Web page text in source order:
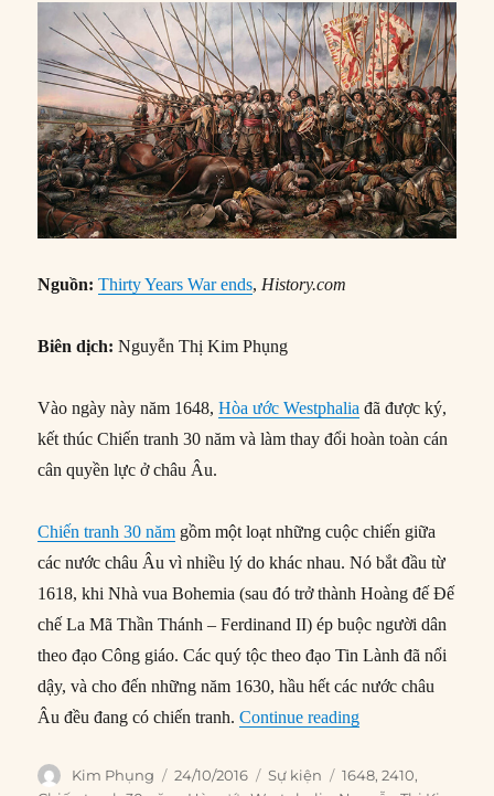
Nguồn: Thirty Years War ends, History.com
Biên dịch: Nguyễn Thị Kim Phụng
Vào ngày này năm 1648,Hòa ước Westphalia đã được ký,
kết thúc Chiến tranh 30 năm và làm thay đổi hoàn toàn cán
cân quyền lực ở châu Âu.
Chiến tranh 30 năm gồm một loạt những cuộc chiến giữa
các nước châu Âu vì nhiều lý do khác nhau. Nó bắt đầu từ
1618, khi Nhà vua Bohemia (sau đó trở thành Hoàng đế Đế
chế La Mã Thần Thánh – Ferdinand II) ép buộc người dân
theo đạo Công giáo. Các quý tộc theo đạo Tin Lành đã nổi
dậy, và cho đến những năm 1630, hầu hết các nước châu
Âu đều đang có chiến tranh.Continue reading“24/10/1648:
Author
Kim Phụng
Posted
24/10/2016 Categories
Sự kiện Tags
1648,2410,